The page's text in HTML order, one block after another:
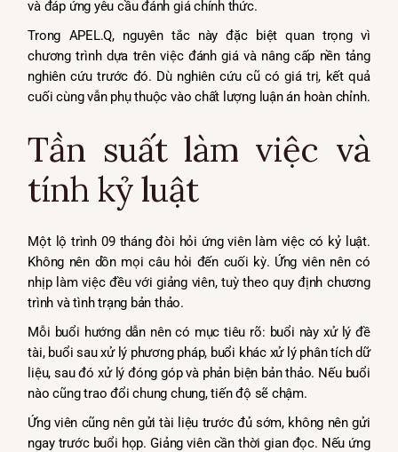
và đáp ứng yêu cầu đánh giá chính thức.
Trong APEL.Q, nguyên tắc này đặc biệt quan trọng vì
chương trình dựa trên việc đánh giá và nâng cấp nền tảng
nghiên cứu trước đó. Dù nghiên cứu cũ có giá trị, kết quả
cuối cùng vẫn phụ thuộc vào chất lượng luận án hoàn chỉnh.
Tần suất làm việc và
tính kỷ luật
Một lộ trình 09 tháng đòi hỏi ứng viên làm việc có kỷ luật.
Không nên dồn mọi câu hỏi đến cuối kỳ. Ứng viên nên có
nhịp làm việc đều với giảng viên, tuỳ theo quy định chương
trình và tình trạng bản thảo.
Mỗi buổi hướng dẫn nên có mục tiêu rõ: buổi này xử lý đề
tài, buổi sau xử lý phương pháp, buổi khác xử lý phân tích dữ
liệu, sau đó xử lý đóng góp và phản biện bản thảo. Nếu buổi
nào cũng trao đổi chung chung, tiến độ sẽ chậm.
Ứng viên cũng nên gửi tài liệu trước đủ sớm, không nên gửi
ngay trước buổi họp. Giảng viên cần thời gian đọc. Nếu ứng